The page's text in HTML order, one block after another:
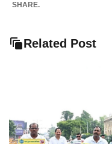
SHARE.
Related Post